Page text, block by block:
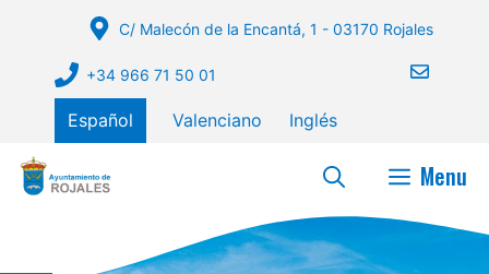
contenido
C/ Malecón de la Encantá, 1 - 03170 Rojales
+34 966 71 50 01
Español Valenciano Inglés
Menu